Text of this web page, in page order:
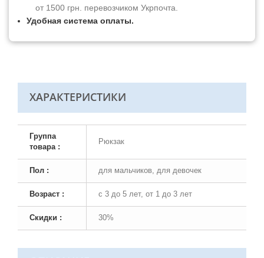
от 1500 грн. перевозчиком Укрпочта.
Удобная система оплаты.
ХАРАКТЕРИСТИКИ
Группа
товара :
Рюкзак
Пол : для мальчиков, для девочек
Возраст : с 3 до 5 лет, от 1 до 3 лет
Скидки : 30%